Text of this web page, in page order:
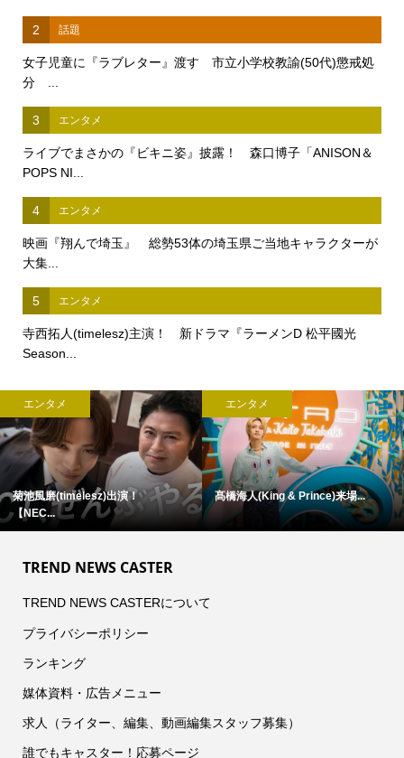
2 話題
女子児童に『ラブレター』渡す 市立小学校教諭(50代)懲戒処
分 ...
3 エンタメ
ライブでまさかの『ビキニ姿』披露！ 森口博子「ANISON＆
POPS NI...
4 エンタメ
映画『翔んで埼玉』 総勢53体の埼玉県ご当地キャラクターが
大集...
5 エンタメ
寺西拓人(timelesz)主演！ 新ドラマ『ラーメンD 松平國光
Season...
エンタメ
菊池風磨(timelesz)出演！
【NEC...
エンタメ
髙橋海人(King & Prince)来場...
TREND NEWS CASTER
TREND NEWS CASTERについて
プライバシーポリシー
ランキング
媒体資料・広告メニュー
求人（ライター、編集、動画編集スタッフ募集）
誰でもキャスター！応募ページ